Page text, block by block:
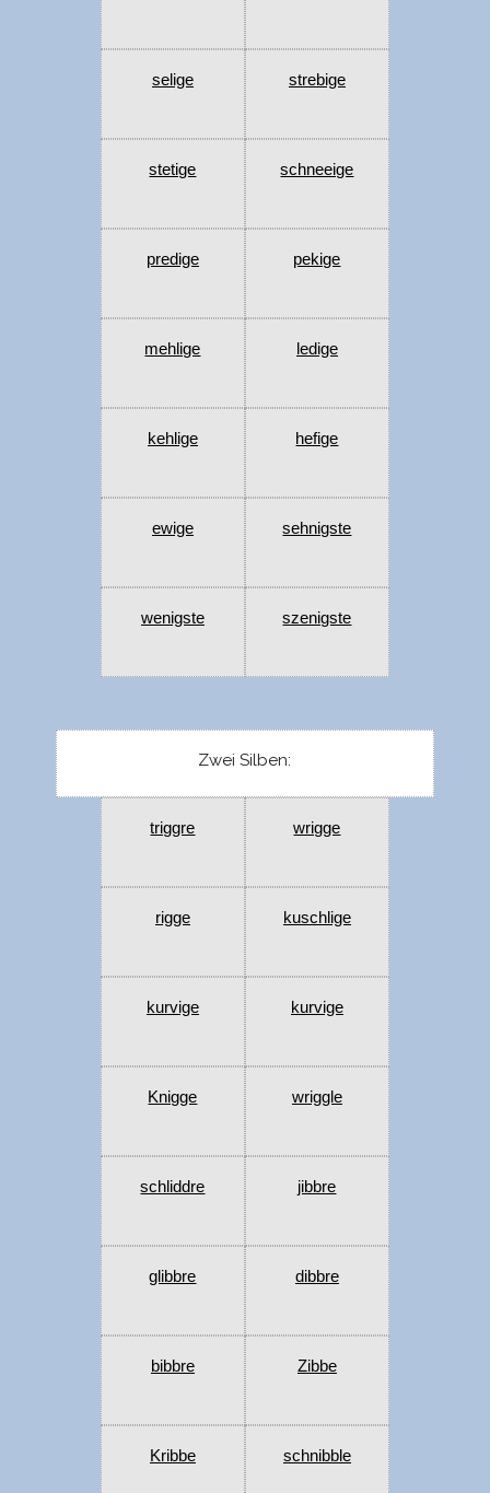
selige strebige
stetige schneeige
predige pekige
mehlige ledige
kehlige hefige
ewige sehnigste
wenigste szenigste
Zwei Silben:
triggre wrigge
rigge kuschlige
kurvige kurvige
Knigge wriggle
schliddre jibbre
glibbre dibbre
bibbre Zibbe
Kribbe schnibble